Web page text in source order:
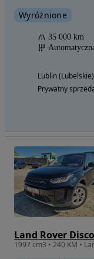
Wyróżnione
35 000 km
Lublin (Lubelskie)
Prywatny
Land Rover